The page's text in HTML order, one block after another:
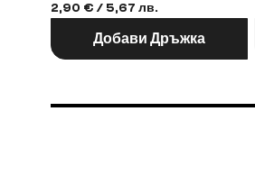
2,90 € / 5,67 лв.
Добави Дръжка